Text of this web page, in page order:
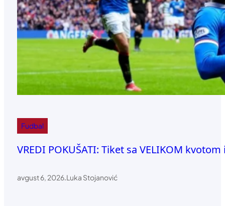
Fudbal
VREDI POKUŠATI: Tiket sa VELIKOM
avgust 6, 2026.Luka Stojanović